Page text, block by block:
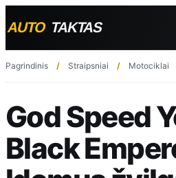
Pagrindinis Straipsniai Motociklai
God Speed
Black